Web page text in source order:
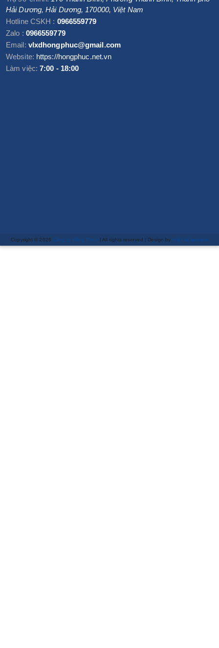
Hải Dương,Hải Dương, 170000, Việt Nam
Hotline CSKH : 0966559779
Zalo : 0966559779
Email: vlxdhongphuc@gmail.com
Website: https://hongphuc.net.vn
Làm việc: 7:00 - 18:00
Copyright © 2026 Công ty Hồng Phúc | All rights reserved | Design bythiết kế website